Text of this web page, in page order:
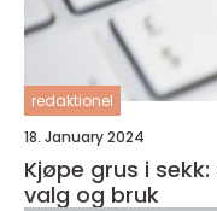
redaktionel
18. January 2024
Kjøpe grus i
valg og bruk